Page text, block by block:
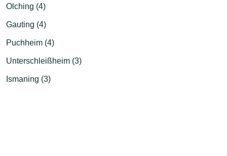
Olching (4)
Gauting (4)
Puchheim (4)
Unterschleißheim (3)
Ismaning (3)